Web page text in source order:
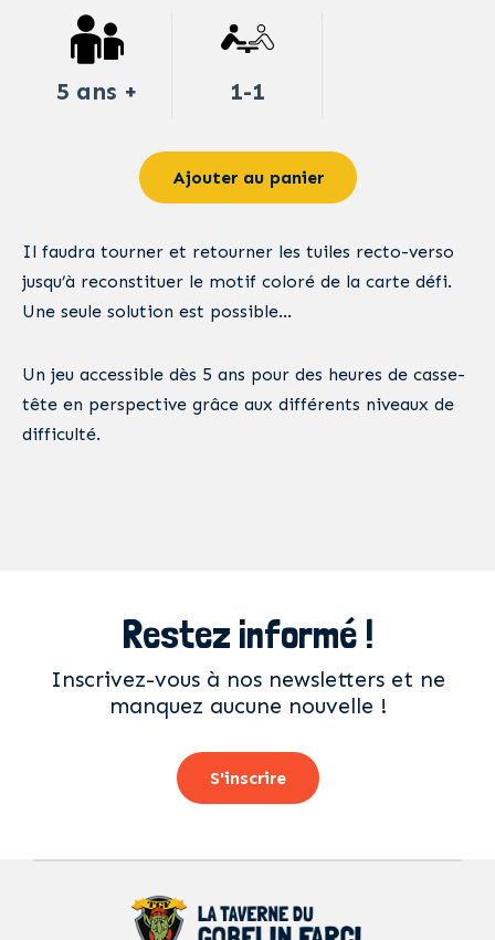
5 ans + 1-1
Ajouter au panier
Il faudra tourner et retourner les tuiles recto-verso
jusqu’à reconstituer le motif coloré de la carte défi.
Une seule solution est possible…
Un jeu accessible dès 5 ans pour des heures de casse-
tête en perspective grâce aux différents niveaux de
difficulté.
Restez informé !
Inscrivez-vous à nos newsletters et ne
manquez aucune nouvelle !
S'inscrire